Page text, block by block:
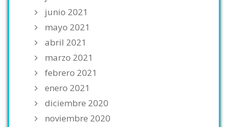
junio 2021
mayo 2021
abril 2021
marzo 2021
febrero 2021
enero 2021
diciembre 2020
noviembre 2020